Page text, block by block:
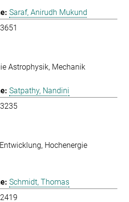
Saraf, Anirudh Mukund
Astrophysik Mechanik
Satpathy, Nandini
Hochenergie
Schmidt, Thomas